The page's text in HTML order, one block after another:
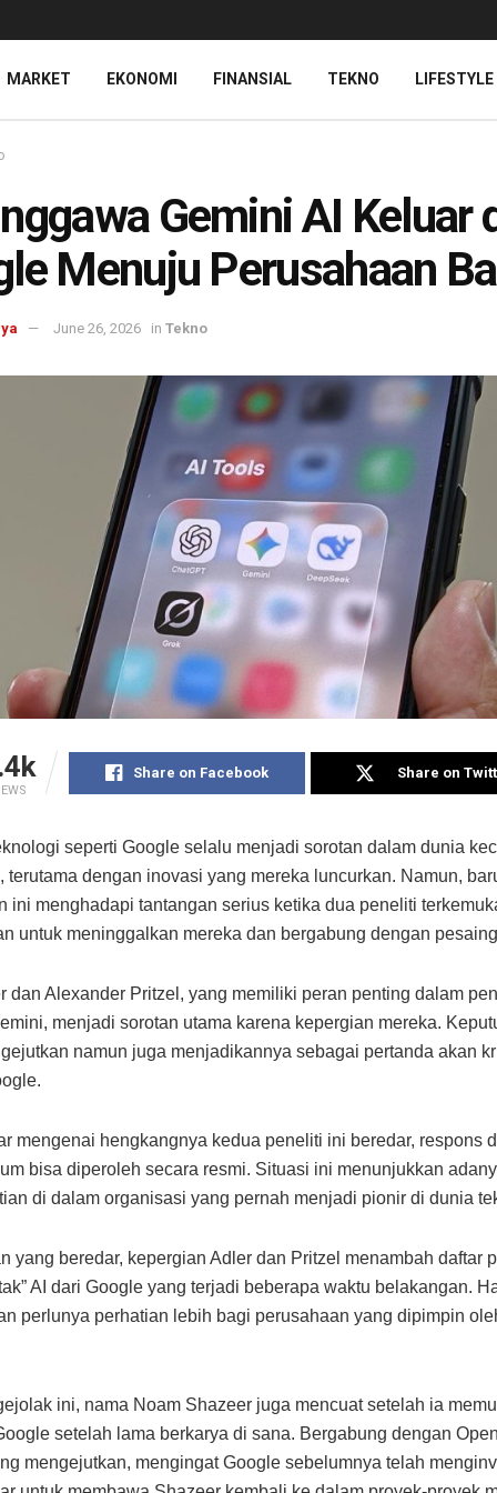
MARKET EKONOMI FINANSIAL TEKNO LIFESTYLE
Gemini AI Keluar
Menuju Perusahaan
June 26, 2026 in Tekno
Share on Facebook Share on
seperti Google selalu menjadi sorotan dalam dunia
terutama dengan inovasi yang mereka luncurkan. Namun,
ini menghadapi tantangan serius ketika dua peneliti
untuk meninggalkan mereka dan bergabung dengan
dan Alexander Pritzel, yang memiliki peran penting dalam
menjadi sorotan utama karena kepergian mereka.
namun juga menjadikannya sebagai pertanda akan
mengenai hengkangnya kedua peneliti ini beredar, respons
bisa diperoleh secara resmi. Situasi ini menunjukkan
di dalam organisasi yang pernah menjadi pionir di dunia
yang beredar, kepergian Adler dan Pritzel menambah daftar
AI dari Google yang terjadi beberapa waktu belakangan.
perlunya perhatian lebih bagi perusahaan yang dipimpin
ini, nama Noam Shazeer juga mencuat setelah ia
setelah lama berkarya di sana. Bergabung dengan
mengejutkan, mengingat Google sebelumnya telah